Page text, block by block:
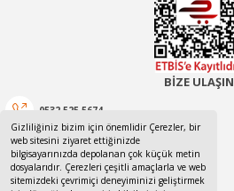
Gizliliğiniz bizim için önemlidir Çerezler, bir
web sitesini ziyaret ettiğinizde
bilgisayarınızda depolanan çok küçük metin
dosyalarıdır. Çerezleri çeşitli amaçlarla ve web
sitemizdeki çevrimiçi deneyiminizi geliştirmek
BİZE ULAŞIN
0532 525 5674
0532 525 5674
canotom41@gmail.com